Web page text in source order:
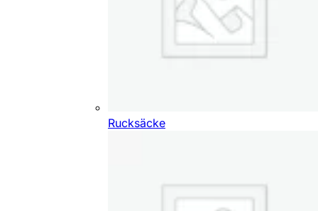
Rucksäcke